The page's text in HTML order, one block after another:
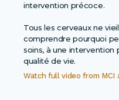
intervention précoce.
Tous les cerveaux ne
comprendre pourquoi
soins, à une intervention
qualité de vie.
Watch full video from MCI